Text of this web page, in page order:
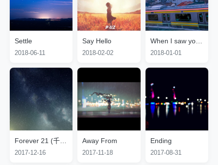
Settle
2018-06-11
Say Hello
2018-02-02
When I saw you I fell in love
2018-01-01
2017-12-16
Away From
2017-11-18
Ending
2017-08-31